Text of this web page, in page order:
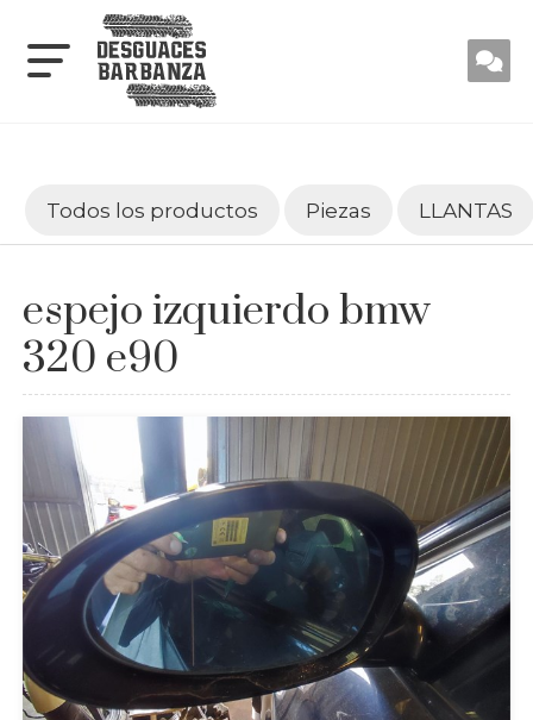
Todos los productos Piezas LLANTAS
espejo izquierdo bmw
320 e90